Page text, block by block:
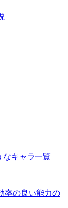
なキャラ一覧
率の良い能力の